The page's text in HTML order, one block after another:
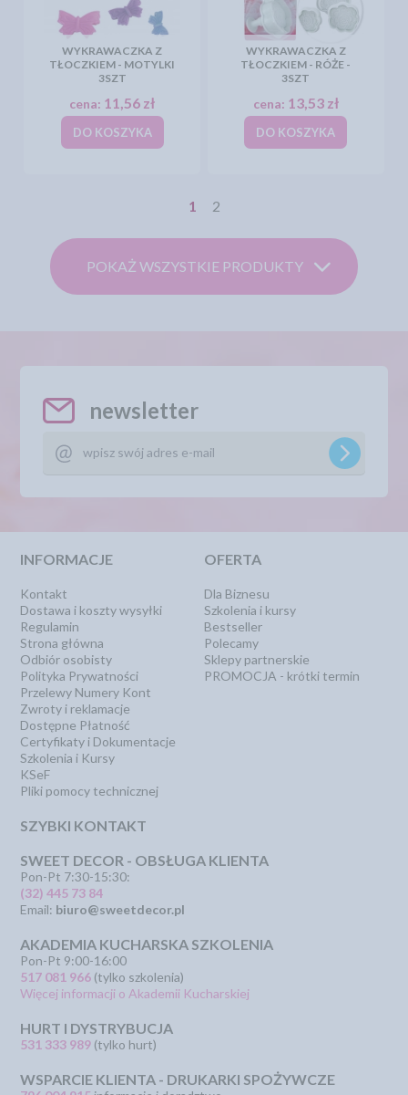
WYKRAWACZKA Z
TŁOCZKIEM - MOTYLKI
3SZT
cena: 11,56 zł
DO KOSZYKA
WYKRAWACZKA Z
TŁOCZKIEM - RÓŻE -
3SZT
cena: 13,53 zł
DO KOSZYKA
1 2
POKAŻ WSZYSTKIE PRODUKTY
newsletter
INFORMACJE
Kontakt
Dostawa i koszty wysyłki
Regulamin
Strona główna
Odbiór osobisty
Polityka Prywatności
Przelewy Numery Kont
Zwroty i reklamacje
Dostępne Płatność
Certyfikaty i Dokumentacje
Szkolenia i Kursy
KSeF
Pliki pomocy technicznej
OFERTA
Dla Biznesu
Szkolenia i kursy
Bestseller
Polecamy
Sklepy partnerskie
PROMOCJA - krótki termin
SZYBKI KONTAKT
SWEET DECOR - OBSŁUGA KLIENTA
Pon-Pt 7:30-15:30:
(32) 445 73 84
Email: biuro@sweetdecor.pl
AKADEMIA KUCHARSKA SZKOLENIA
Pon-Pt 9:00-16:00
517 081 966 (tylko szkolenia)
Więcej informacji o Akademii Kucharskiej
HURT I DYSTRYBUCJA
531 333 989 (tylko hurt)
WSPARCIE KLIENTA - DRUKARKI SPOŻYWCZE